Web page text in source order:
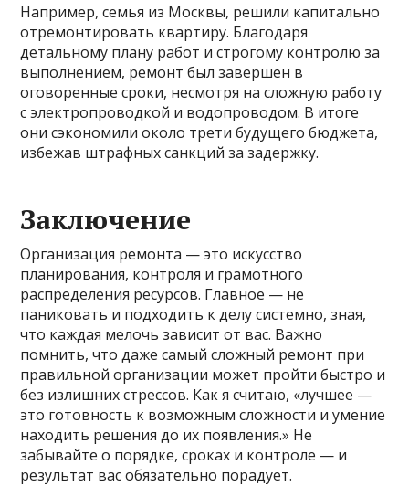
Например, семья из Москвы, решили капитально
отремонтировать квартиру. Благодаря
детальному плану работ и строгому контролю за
выполнением, ремонт был завершен в
оговоренные сроки, несмотря на сложную работу
с электропроводкой и водопроводом. В итоге
они сэкономили около трети будущего бюджета,
избежав штрафных санкций за задержку.
Заключение
Организация ремонта — это искусство
планирования, контроля и грамотного
распределения ресурсов. Главное — не
паниковать и подходить к делу системно, зная,
что каждая мелочь зависит от вас. Важно
помнить, что даже самый сложный ремонт при
правильной организации может пройти быстро и
без излишних стрессов. Как я считаю, «лучшее —
это готовность к возможным сложности и умение
находить решения до их появления.» Не
забывайте о порядке, сроках и контроле — и
результат вас обязательно порадует.